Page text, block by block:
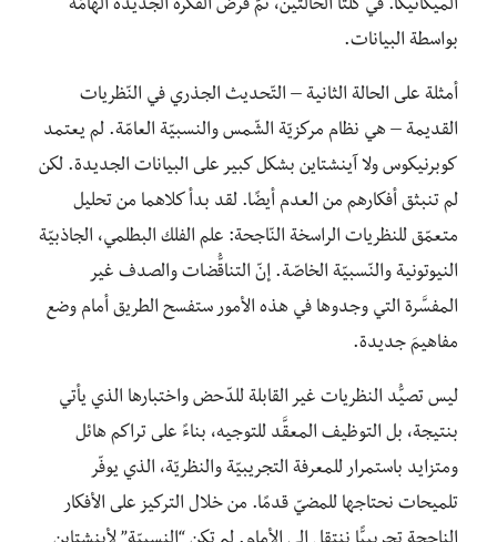
الميكانيكا. في كلتا الحالتين، تمّ فرض الفكرة الجديدة الهامّة
بواسطة البيانات.
أمثلة على الحالة الثانية – التّحديث الجذري في النّظريات
القديمة – هي نظام مركزيّة الشّمس والنسبيّة العامّة. لم يعتمد
كوبرنيكوس ولا آينشتاين بشكل كبير على البيانات الجديدة. لكن
لم تنبثق أفكارهم من العدم أيضًا. لقد بدأ كلاهما من تحليل
متعمّق للنظريات الراسخة النّاجحة: علم الفلك البطلمي، الجاذبيّة
النيوتونية والنّسبيّة الخاصّة. إنّ التناقُّضات والصدف غير
المفسَّرة التي وجدوها في هذه الأمور ستفسح الطريق أمام وضع
مفاهيمَ جديدة.
ليس تصيُّد النظريات غير القابلة للدّحض واختبارها الذي يأتي
بنتيجة، بل التوظيف المعقَّد للتوجيه، بناءً على تراكم هائل
ومتزايد باستمرار للمعرفة التجريبيّة والنظريّة، الذي يوفّر
تلميحات نحتاجها للمضيّ قدمًا. من خلال التركيز على الأفكار